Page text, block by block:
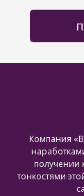
Компания
получении
тонкостями